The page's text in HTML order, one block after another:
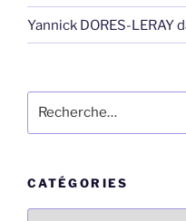
Yannick DORES-LERAY
pour
CATÉGORIES